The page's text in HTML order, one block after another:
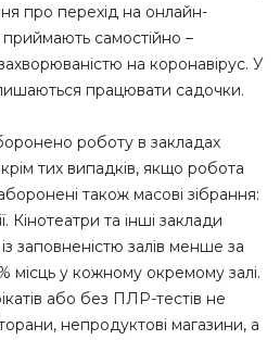
про перехід на онлайн-
самостійно –
захворюваністю на коронавірус. У
працювати садочки.
роботу в закладах
тих випадків, якщо робота
також масові зібрання:
Кінотеатри та інші заклади
заповненістю залів менше за
місць у кожному окремому залі.
або без ПЛР-тестів не
непродуктові магазини, а